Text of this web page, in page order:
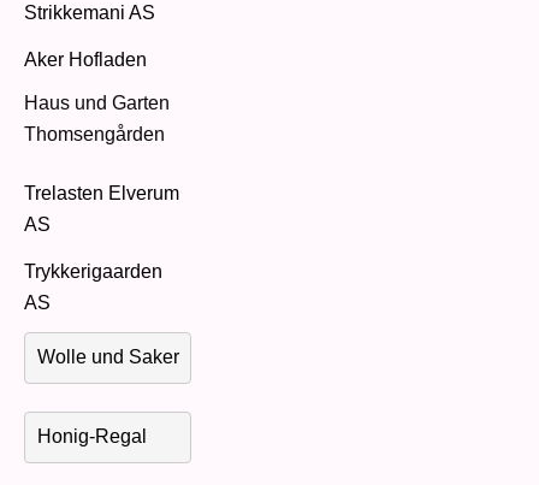
Strikkemani AS
Aker Hofladen
Haus und Garten
Thomsengården
Trelasten Elverum
AS
Trykkerigaarden
AS
Wolle und Saker
Honig-Regal